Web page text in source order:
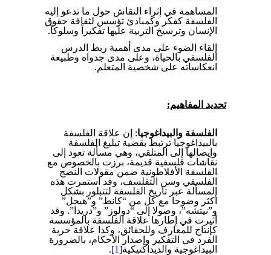
المساهمة في إثراء النقاش حول ما تدعو إليه
الفلسفة كفكر وكمبادئ تؤسس لثقافة حقوق
الإنسان وترسيخ التربية عليها تفكيراً وسلوكاً.
إلقاء الضوء على مدى أهمية ربط الدرس
الفلسفي بالحياة، وعلى مدى جدواه وطبيعة
انعكاساته على شخصية المتعلم.
تحديد المفاهيم:
الفلسفة والبيداغوجيا: إن علاقة الفلسفة
بالبيداغوجيا ترتبط بقضية تبليغ الفلسفة
وإيصالها إلى المتلقي، وهي مسألة تعود إلى
نقاشات فلسفية قديمة، برزت بالخصوص مع
الفلسفة الأفلاطونية ضمن مقولات النضج
الفلسفي وسن التفلسف، وقد استمرت هذه
المسألة عبر تاريخ الفلسفة لتتبلور بشكل
أكثر وضوحا مع كل من “كانط” و”هيجل”
و”نيتشه”، وصولا إلى “دولوز” و”دريدا”. وقد
أثيرت في إطارها علاقة الفلسفة بالمؤسسة
كإنتاج للمعارف وللحقائق، وكذا علاقة حرية
الفرد في التفكير وإصدار الأحكام، بالضرورة
البيداغوجية والديداكتيكية[1]
.